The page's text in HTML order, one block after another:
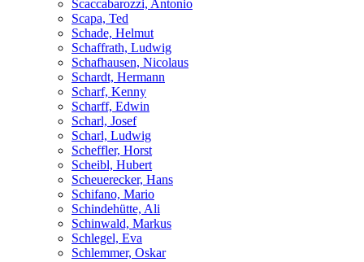
Scaccabarozzi, Antonio
Scapa, Ted
Schade, Helmut
Schaffrath, Ludwig
Schafhausen, Nicolaus
Schardt, Hermann
Scharf, Kenny
Scharff, Edwin
Scharl, Josef
Scharl, Ludwig
Scheffler, Horst
Scheibl, Hubert
Scheuerecker, Hans
Schifano, Mario
Schindehütte, Ali
Schinwald, Markus
Schlegel, Eva
Schlemmer, Oskar